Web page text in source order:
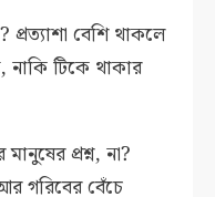
বেশি থাকলে
নাকি টিকে থাকার
প্রশ্ন, না?
গরিবের বেঁচে